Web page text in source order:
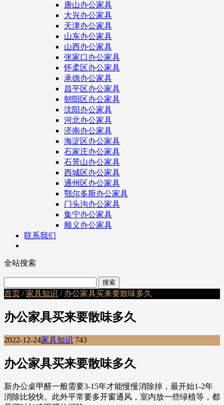
唐山办公家具
大兴办公家具
天津办公家具
山东办公家具
山西办公家具
张家口办公家具
怀柔区办公家具
承德办公家具
昌平区办公家具
朝阳区办公家具
沈阳办公家具
河北办公家具
济南办公家具
海淀区办公家具
石家庄办公家具
石景山办公家具
西城区办公家具
通州区办公家具
鄂尔多斯办公家具
门头沟办公家具
集宁办公家具
顺义办公家具
联系我们
全站搜索
首页 /家具知识 / 办公家具买来要散味多久
办公家具买来要散味多久
2022-12-24家具知识 743
办公家具买来要散味多久
新办公桌甲醛一般需要3-15年才能慢慢消除掉，最开始1-2年
消除比较快。此外平常要多开窗通风，室内放一些绿植等，都